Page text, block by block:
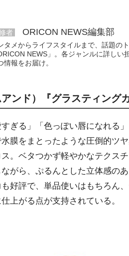
者 ORICON NEWS編集部
タメからライフスタイルまで、話題の
NEWS」。各ジャンルに詳し
情報をお届け。
ンド）『グラスティング
ぎる」「色っぽい唇になれる
膜をまとったような圧倒的ツ
。ベタつかず軽やかなテクス
がら、ぷるんとした立体感の
好評で、単品使いはもちろん
上がる点が支持されている。